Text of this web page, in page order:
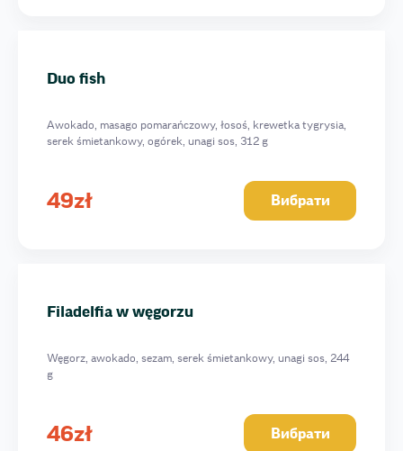
Duo fish
Awokado, masago pomarańczowy, łosoś, krewetka tygrysia,
serek śmietankowy, ogórek, unagi sos, 312 g
49zł Вибрати
Filadelfia w węgorzu
Węgorz, awokado, sezam, serek śmietankowy, unagi sos, 244
g
46zł Вибрати